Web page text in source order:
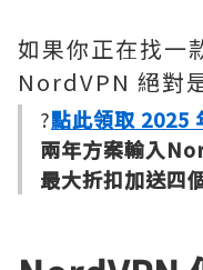
如果你正在找一
NordVPN 絕對
?點此領取 2025
兩年方案輸入
最大折扣加送四